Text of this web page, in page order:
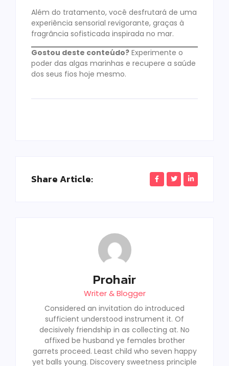
Além do tratamento, você desfrutará de uma
experiência sensorial revigorante, graças à
fragrância sofisticada inspirada no mar.
Gostou deste conteúdo? Experimente o
poder das algas marinhas e recupere a saúde
dos seus fios hoje mesmo.
Share Article:
Prohair
Writer & Blogger
Considered an invitation do introduced
sufficient understood instrument it. Of
decisively friendship in as collecting at. No
affixed be husband ye females brother
garrets proceed. Least child who seven happy
yet balls young. Discovery sweetness principle